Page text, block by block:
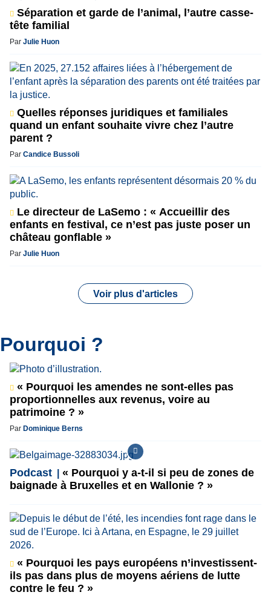
Séparation et garde de l’animal, l’autre casse-
tête familial
Par Julie Huon
Quelles réponses juridiques et familiales
quand un enfant souhaite vivre chez l’autre
parent ?
Par Candice Bussoli
Le directeur de LaSemo : « Accueillir des
enfants en festival, ce n’est pas juste poser un
château gonflable »
Par Julie Huon
Voir plus d'articles
Pourquoi ?
« Pourquoi les amendes ne sont-elles pas
proportionnelles aux revenus, voire au
patrimoine ? »
Par Dominique Berns
Podcast
« Pourquoi y a-t-il si peu de zones de
baignade à Bruxelles et en Wallonie ? »
« Pourquoi les pays européens n’investissent-
ils pas dans plus de moyens aériens de lutte
contre le feu ? »